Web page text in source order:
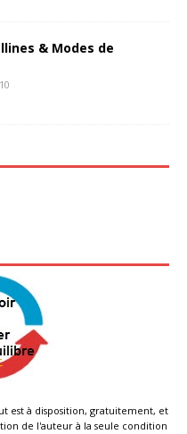
& Modes de
10
est à disposition, gratuitement, et
de l'auteur à la seule condition